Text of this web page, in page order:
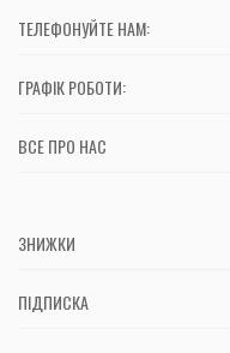
ТЕЛЕФОНУЙТЕ НАМ:
ГРАФІК РОБОТИ:
ВСЕ ПРО НАС
ЗНИЖКИ
ПІДПИСКА